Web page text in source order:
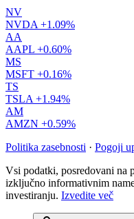
NV
NVDA +1.09%
AA
AAPL +0.60%
MS
MSFT +0.16%
TS
TSLA +1.94%
AM
AMZN +0.59%
Politika zasebnosti · Pogoji
Vsi podatki, posredovani na
izključno informativnim
investiranju. Izvedite več